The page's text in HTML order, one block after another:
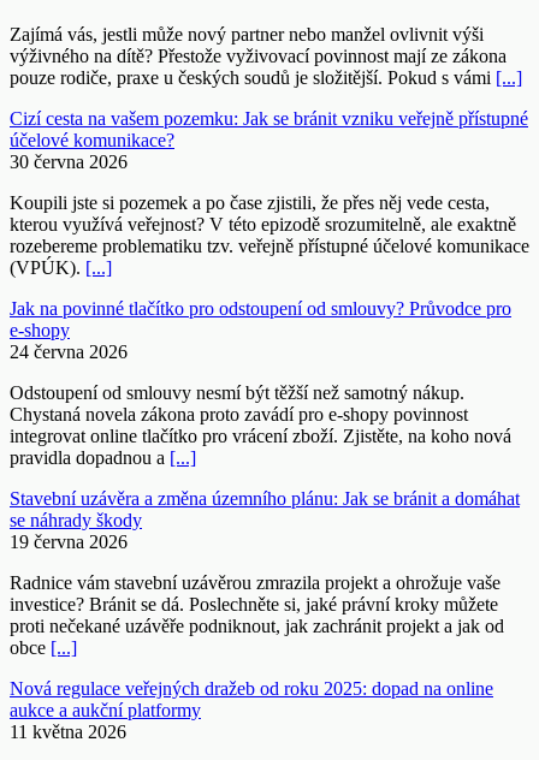
Zajímá vás, jestli může nový partner nebo manžel ovlivnit výši
výživného na dítě? Přestože vyživovací povinnost mají ze zákona
pouze rodiče, praxe u českých soudů je složitější. Pokud s vámi [...]
Cizí cesta na vašem pozemku: Jak se bránit vzniku veřejně přístupné
účelové komunikace?
30 června 2026
Koupili jste si pozemek a po čase zjistili, že přes něj vede cesta,
kterou využívá veřejnost? V této epizodě srozumitelně, ale exaktně
rozebereme problematiku tzv. veřejně přístupné účelové komunikace
(VPÚK). [...]
Jak na povinné tlačítko pro odstoupení od smlouvy? Průvodce pro
e-shopy
24 června 2026
Odstoupení od smlouvy nesmí být těžší než samotný nákup.
Chystaná novela zákona proto zavádí pro e-shopy povinnost
integrovat online tlačítko pro vrácení zboží. Zjistěte, na koho nová
pravidla dopadnou a [...]
Stavební uzávěra a změna územního plánu: Jak se bránit a domáhat
se náhrady škody
19 června 2026
Radnice vám stavební uzávěrou zmrazila projekt a ohrožuje vaše
investice? Bránit se dá. Poslechněte si, jaké právní kroky můžete
proti nečekané uzávěře podniknout, jak zachránit projekt a jak od
obce [...]
Nová regulace veřejných dražeb od roku 2025: dopad na online
aukce a aukční platformy
11 května 2026